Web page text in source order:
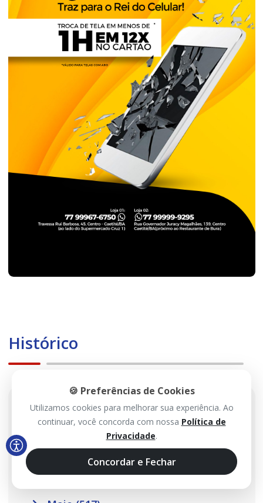
Histórico
2026
Agosto (113)
Julho (467)
🍪 Preferências de Cookies
Utilizamos cookies para melhorar sua experiência. Ao
continuar, você concorda com nossa Política de
Privacidade.
Concordar e Fechar